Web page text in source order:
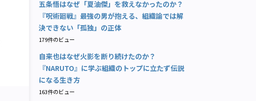
五条悟はなぜ「夏油傑」を救えなかったのか？
『呪術廻戦』最強の男が抱える、組織論では解
決できない「孤独」の正体
179件のビュー
自来也はなぜ火影を断り続けたのか？
『NARUTO』に学ぶ組織のトップに立たず伝説
になる生き方
163件のビュー